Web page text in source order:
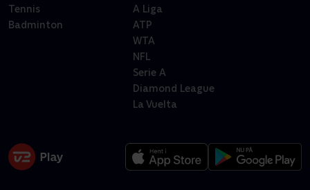
Tennis
Badminton
A Liga
ATP
WTA
NFL
Serie A
Diamond League
La Vuelta